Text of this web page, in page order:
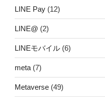
LINE Pay (12)
LINE@ (2)
LINEモバイル (6)
meta (7)
Metaverse (49)